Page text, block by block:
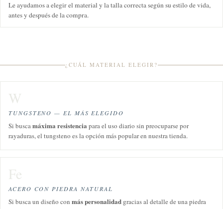
Le ayudamos a elegir el material y la talla correcta según su estilo de vida,
antes y después de la compra.
¿CUÁL MATERIAL ELEGIR?
W
TUNGSTENO — EL MÁS ELEGIDO
Si buscamáxima resistencia para el uso diario sin preocuparse por
rayaduras, el tungsteno es la opción más popular en nuestra tienda.
Fe
ACERO CON PIEDRA NATURAL
Si busca un diseño con más personalidad gracias al detalle de una piedra